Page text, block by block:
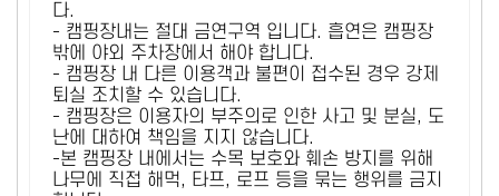
다.
- 캠핑장내는 절대 금연구역 입니다. 흡연은 캠핑장
밖에 야외 주차장에서 해야 합니다.
- 캠핑장 내 다른 이용객과 불편이 접수된 경우 강제
퇴실 조치할 수 있습니다.
- 캠핑장은 이용자의 부주의로 인한 사고 및 분실, 도
난에 대하여 책임을 지지 않습니다.
-본 캠핑장 내에서는 수목 보호와 훼손 방지를 위해
나무에 직접 해먹, 타프, 로프 등을 묶는 행위를 금지